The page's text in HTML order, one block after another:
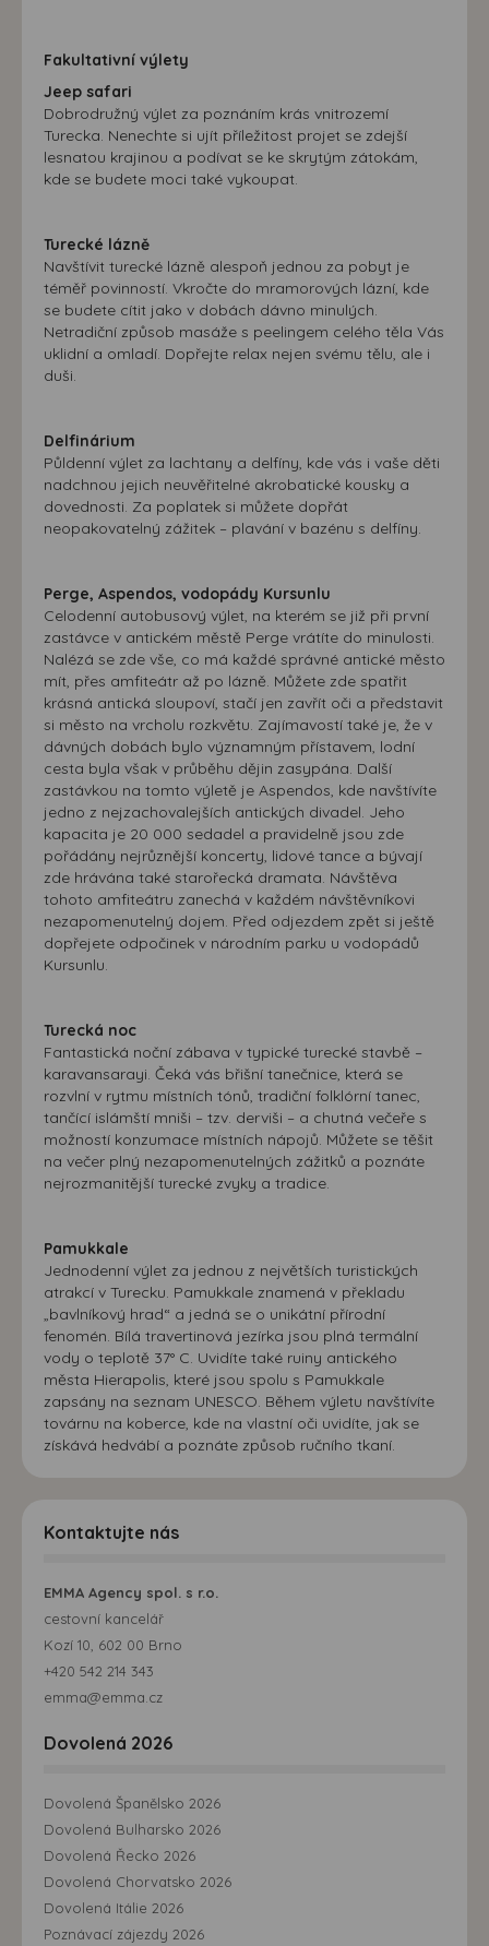
Fakultativní výlety
Jeep safari
Dobrodružný výlet za poznáním krás vnitrozemí
Turecka. Nenechte si ujít příležitost projet se zdejší
lesnatou krajinou a podívat se ke skrytým zátokám,
kde se budete moci také vykoupat.
Turecké lázně
Navštívit turecké lázně alespoň jednou za pobyt je
téměř povinností. Vkročte do mramorových lázní, kde
se budete cítit jako v dobách dávno minulých.
Netradiční způsob masáže s peelingem celého těla Vás
uklidní a omladí. Dopřejte relax nejen svému tělu, ale i
duši.
Delfinárium
Půldenní výlet za lachtany a delfíny, kde vás i vaše děti
nadchnou jejich neuvěřitelné akrobatické kousky a
dovednosti. Za poplatek si můžete dopřát
neopakovatelný zážitek – plavání v bazénu s delfíny.
Perge, Aspendos, vodopády Kursunlu
Celodenní autobusový výlet, na kterém se již při první
zastávce v antickém městě Perge vrátíte do minulosti.
Nalézá se zde vše, co má každé správné antické město
mít, přes amfiteátr až po lázně. Můžete zde spatřit
krásná antická sloupoví, stačí jen zavřít oči a představit
si město na vrcholu rozkvětu. Zajímavostí také je, že v
dávných dobách bylo významným přístavem, lodní
cesta byla však v průběhu dějin zasypána. Další
zastávkou na tomto výletě je Aspendos, kde navštívíte
jedno z nejzachovalejších antických divadel. Jeho
kapacita je 20 000 sedadel a pravidelně jsou zde
pořádány nejrůznější koncerty, lidové tance a bývají
zde hrávána také starořecká dramata. Návštěva
tohoto amfiteátru zanechá v každém návštěvníkovi
nezapomenutelný dojem. Před odjezdem zpět si ještě
dopřejete odpočinek v národním parku u vodopádů
Kursunlu.
Turecká noc
Fantastická noční zábava v typické turecké stavbě –
karavansarayi. Čeká vás břišní tanečnice, která se
rozvlní v rytmu místních tónů, tradiční folklórní tanec,
tančící islámští mniši – tzv. derviši – a chutná večeře s
možností konzumace místních nápojů. Můžete se těšit
na večer plný nezapomenutelných zážitků a poznáte
nejrozmanitější turecké zvyky a tradice.
Pamukkale
Jednodenní výlet za jednou z největších turistických
atrakcí v Turecku. Pamukkale znamená v překladu
„bavlníkový hrad“ a jedná se o unikátní přírodní
fenomén. Bílá travertinová jezírka jsou plná termální
vody o teplotě 37° C. Uvidíte také ruiny antického
města Hierapolis, které jsou spolu s Pamukkale
zapsány na seznam UNESCO. Během výletu navštívíte
továrnu na koberce, kde na vlastní oči uvidíte, jak se
získává hedvábí a poznáte způsob ručního tkaní.
Kontaktujte nás
EMMA Agency spol. s r.o.
cestovní kancelář
Kozí 10, 602 00 Brno
+420 542 214 343
emma@emma.cz
Dovolená 2026
Dovolená Španělsko 2026
Dovolená Bulharsko 2026
Dovolená Řecko 2026
Dovolená Chorvatsko 2026
Dovolená Itálie 2026
Poznávací zájezdy 2026